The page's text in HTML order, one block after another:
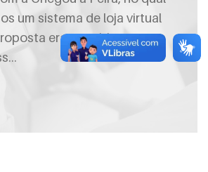
um sistema de loja virtual
era permitir que os